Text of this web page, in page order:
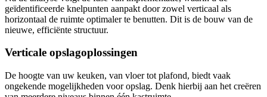
geïdentificeerde knelpunten aanpakt door zowel verticaal als
horizontaal de ruimte optimaler te benutten. Dit is de bouw van de
nieuwe, efficiënte structuur.
Verticale opslagoplossingen
De hoogte van uw keuken, van vloer tot plafond, biedt vaak
ongekende mogelijkheden voor opslag. Denk hierbij aan het creëren